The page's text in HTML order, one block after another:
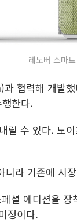
레노버 스마
협력해 개발
한다.
릴 수 있다. 노
라 기존에 시
에디션을 장
정이다.